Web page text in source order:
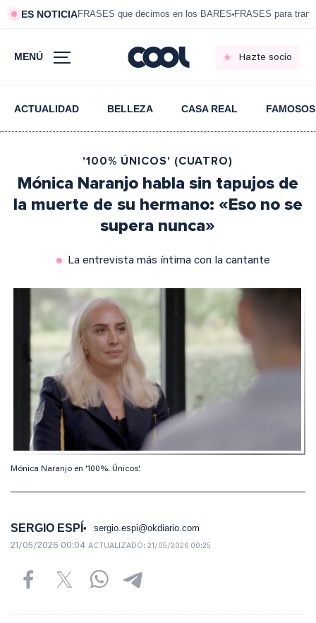
ES NOTICIAFRASES que decimos en los BARES FRASES para
MENÚ Hazte socio
ACTUALIDAD BELLEZA CASA REAL FAMOSOS
'100% ÚNICOS' (CUATRO)
Mónica Naranjo habla sin tapujos de
la muerte de su hermano: «Eso no se
supera nunca»
La entrevista más íntima con la cantante
Mónica Naranjo en '100%. Únicos'.
SERGIO ESPÍ sergio.espi@okdiario.com
21/05/2026 00:04 ACTUALIZADO: 21/05/2026 00:25